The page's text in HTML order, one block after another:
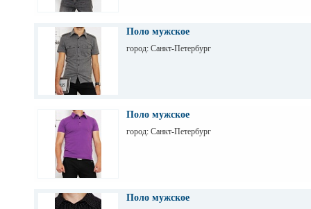
Поло мужское
город: Санкт-Петербург
Поло мужское
город: Санкт-Петербург
Поло мужское